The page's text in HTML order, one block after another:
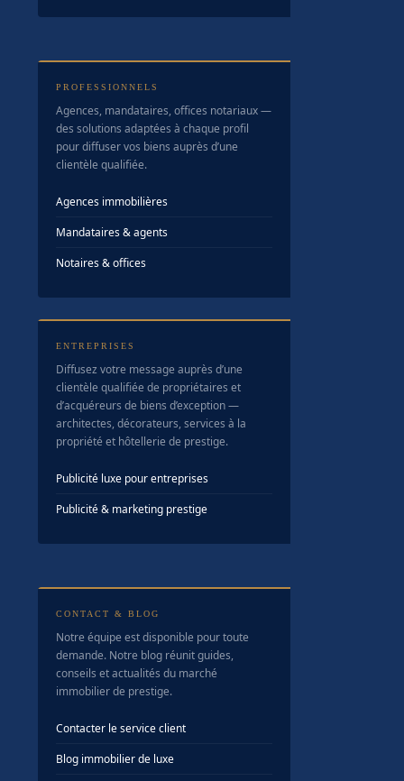
PROFESSIONNELS
Agences, mandataires, offices notariaux —
des solutions adaptées à chaque profil
pour diffuser vos biens auprès d’une
clientèle qualifiée.
Agences immobilières
Mandataires & agents
Notaires & offices
ENTREPRISES
Diffusez votre message auprès d’une
clientèle qualifiée de propriétaires et
d’acquéreurs de biens d’exception —
architectes, décorateurs, services à la
propriété et hôtellerie de prestige.
Publicité luxe pour entreprises
Publicité & marketing prestige
CONTACT & BLOG
Notre équipe est disponible pour toute
demande. Notre blog réunit guides,
conseils et actualités du marché
immobilier de prestige.
Contacter le service client
Blog immobilier de luxe